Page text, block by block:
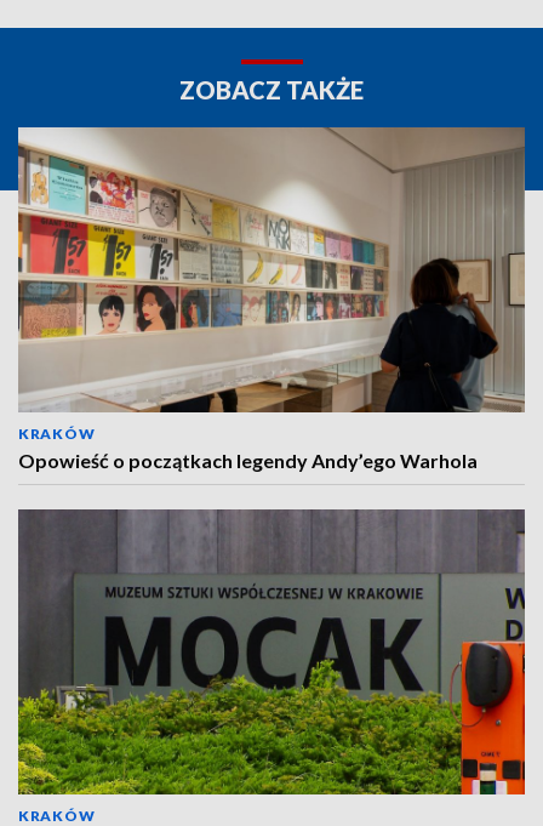
ZOBACZ TAKŻE
KRAKÓW
Opowieść o początkach legendy Andy’ego Warhola
KRAKÓW